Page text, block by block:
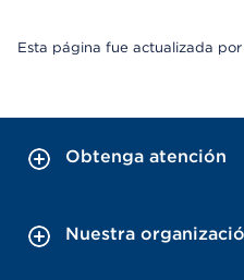
Esta página fue actualizada
Obtenga atención
Nuestra